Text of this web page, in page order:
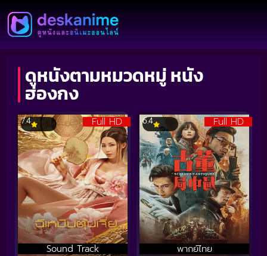
ดูหนังตามหมวดหมู่ หนัง
ฮ่องกง
Full HD
Sound Track
7.4 Full HD
พากย์ไทย
6.4